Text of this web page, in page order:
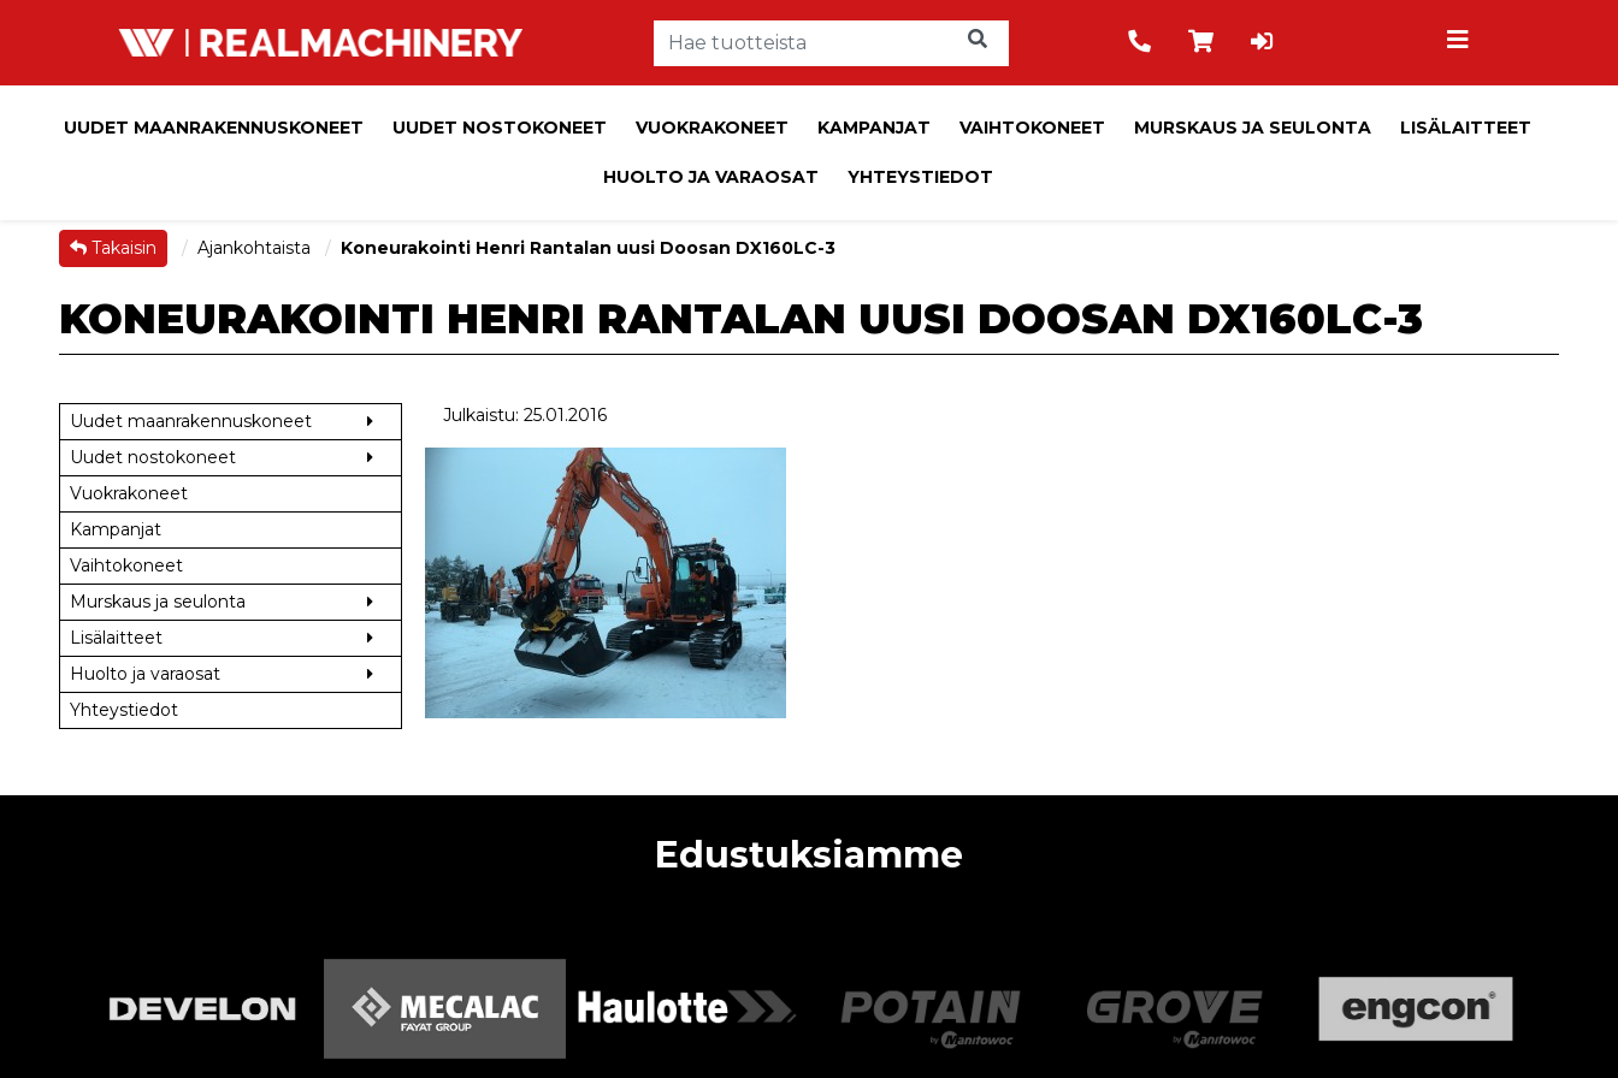
UUDET MAANRAKENNUSKONEET UUDET NOSTOKONEET VUOKRAKONEET KAMPANJAT VAIHTOKONEET MURSKAUS JA SEULONTA LISÄLAITTEET
HUOLTO JA VARAOSAT YHTEYSTIEDOT
Takaisin Ajankohtaista Koneurakointi Henri Rantalan uusi Doosan DX160LC-3
KONEURAKOINTI HENRI RANTALAN UUSI DOOSAN DX160LC-3
Julkaistu: 25.01.2016
Uudet maanrakennuskoneet
Uudet nostokoneet
Vuokrakoneet
Kampanjat
Vaihtokoneet
Murskaus ja seulonta
Lisälaitteet
Huolto ja varaosat
Yhteystiedot
Edustuksiamme